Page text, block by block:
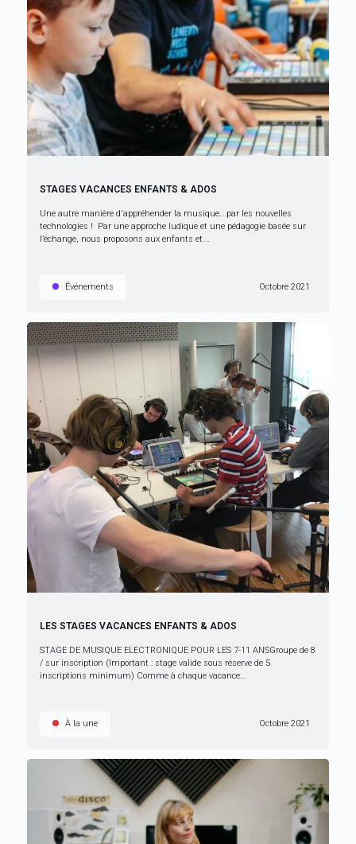
STAGES VACANCES ENFANTS & ADOS
Une autre manière d'appréhender la musique...par les nouvelles
technologies ! Par une approche ludique et une pédagogie basée sur
l’échange, nous proposons aux enfants et...
Événements Octobre 2021
LES STAGES VACANCES ENFANTS & ADOS
STAGE DE MUSIQUE ELECTRONIQUE POUR LES 7-11 ANSGroupe de 8
/ sur inscription (Important : stage valide sous réserve de 5
inscriptions minimum) Comme à chaque vacance...
À la une Octobre 2021